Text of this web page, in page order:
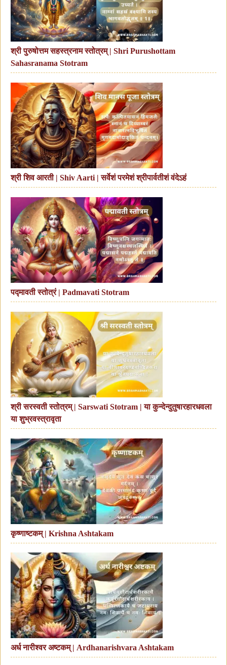
श्री पुरुषोत्तम सहस्त्रनाम स्तोत्रम् | Shri Purushottam
Sahasranama Stotram
श्री शिव आरती | Shiv Aarti | सर्वेशं परमेशं श्रीपार्वतीशं वंदेऽहं
पद्मावती स्तोत्रं | Padmavati Stotram
श्री सरस्वती स्तोत्रम् | Sarswati Stotram | या कुन्देन्दुतुषारहारधवला
या शुभ्रवस्त्रावृता
कृष्णाष्टकम् | Krishna Ashtakam
अर्ध नारीश्वर अष्टकम् | Ardhanarishvara Ashtakam